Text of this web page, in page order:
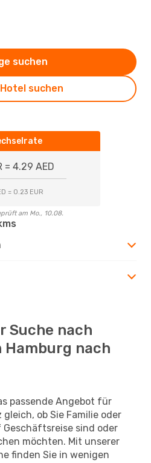
suchen
suchen
= 4.29 AED
= 0.23 EUR
am Mo., 10.08.
Suche nach
Hamburg nach
passende Angebot für
ob Sie Familie oder
sind oder
möchten. Mit unserer
finden Sie in wenigen